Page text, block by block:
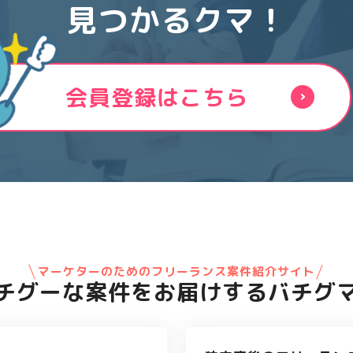
見つかるクマ！
会員登録はこちら
マーケターのためのフリーランス案件紹介サイト
グーな案件をお届けするバチグ